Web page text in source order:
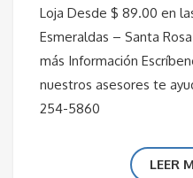
Loja Desde $ 89.00 en
Esmeraldas – Santa
más Información
nuestros asesores te
254-5860
LEER